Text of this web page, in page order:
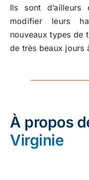
Ils sont
modifier leurs
nouveaux types de
de très beaux jours
À propos
Virginie